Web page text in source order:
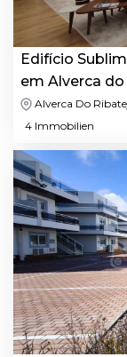
Edifício
em Alverca
Alverca Do
4 Immobilien